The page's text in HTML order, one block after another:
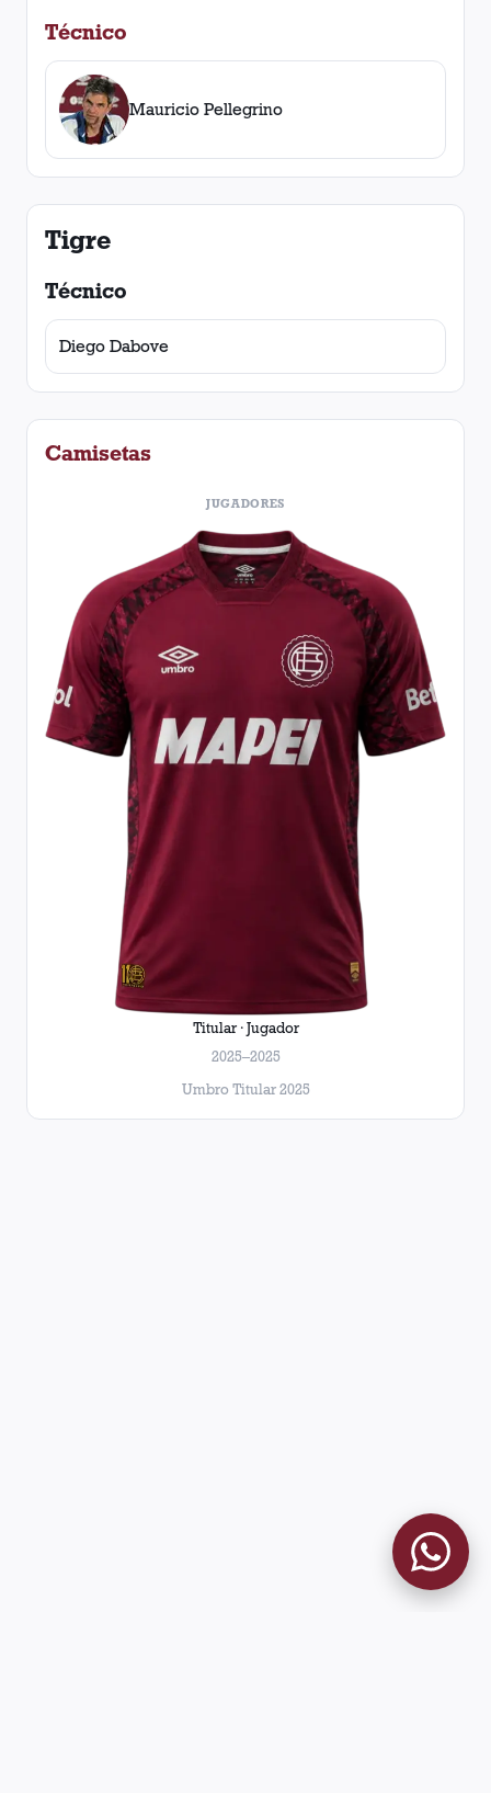
Técnico
Mauricio Pellegrino
Tigre
Técnico
Diego Dabove
Camisetas
JUGADORES
Titular · Jugador
2025–2025
Umbro Titular 2025